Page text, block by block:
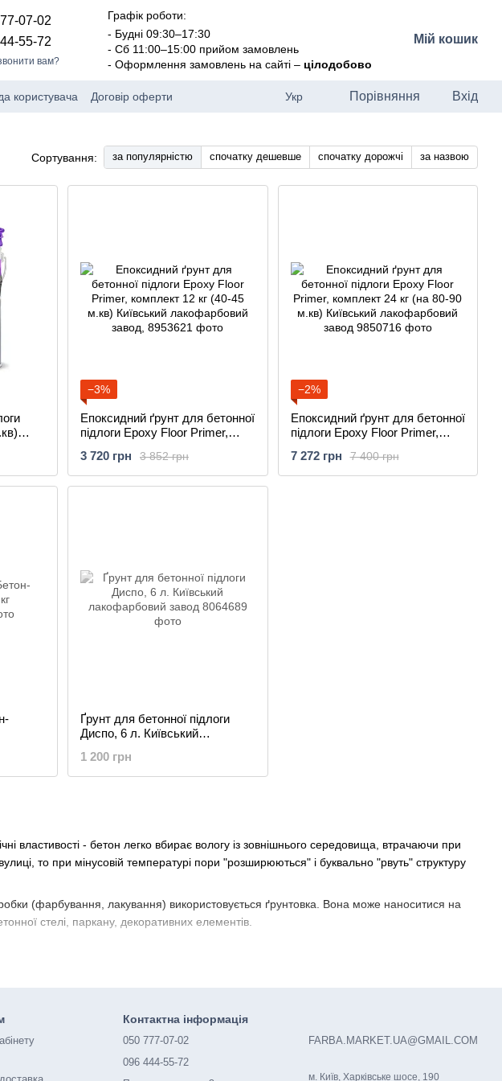
07-02
55-72
вам?
Графік роботи:
- Будні 09:30–17:30
- Сб 11:00–15:00 прийом замовлень
- Оформлення замовлень на сайті – цілодобово
Мій кошик
користувача Договір оферти Укр Порівняння Вхід
Сортування: за популярністю спочатку дешевше спочатку дорожчі за назвою
властивості - бетон легко вбирає вологу із зовнішнього середовища, втрачаючи при
то при мінусовій температурі пори "розширюються" і буквально "рвуть" структуру
(фарбування, лакування) використовується ґрунтовка. Вона може наноситися на
стелі, паркану, декоративних елементів.
−3%
Епоксидний ґрунт для бетонної
підлоги Epoxy Floor Primer,
Київський лакофарбовий
завод,
3 852 грн
3 720 грн
−2%
Епоксидний ґрунт для бетонної
підлоги Epoxy Floor Primer,
Київський лакофарбовий завод
7 400 грн
7 272 грн
Ґрунт для бетонної підлоги
Диспо, 6 л. Київський
1 200 грн
Контактна інформація
050 777-07-02
096 444-55-72
FARBA.MARKET.UA@GMAIL.COM
м. Київ, Харківське шосе, 190